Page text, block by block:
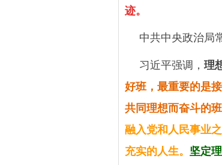
迹。
中共中央政治局
习近平强调， 理
好班，最重要的是
共同理想而奋斗的班
融入党和人民事业
充实的人生。 坚定